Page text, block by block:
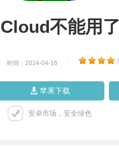
不能用了
时间：2024-04-16
苹果下载
安卓市场，安全绿色